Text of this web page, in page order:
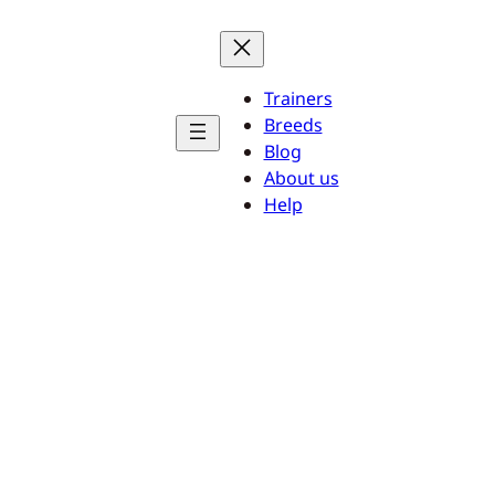
Trainers
Breeds
Blog
About us
Help